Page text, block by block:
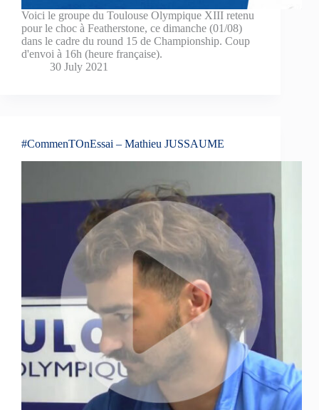
Voici le groupe du Toulouse Olympique XIII retenu
pour le choc à Featherstone, ce dimanche (01/08)
dans le cadre du round 15 de Championship. Coup
d'envoi à 16h (heure française).
30 July 2021
#CommenTOnEssai – Mathieu JUSSAUME